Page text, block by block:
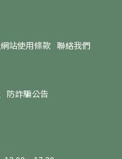
站使用條款 聯絡我們
防詐騙公告